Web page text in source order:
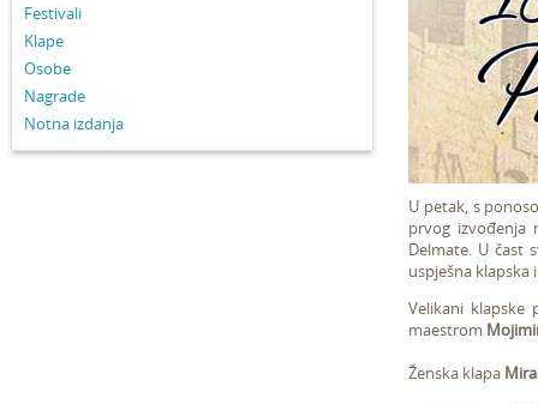
Festivali
Klape
Osobe
Nagrade
Notna izdanja
U petak, s
prvog izvođenja
Delmate. U čast
uspješna klapska
Velikani klapske
maestrom
Ženska klapa